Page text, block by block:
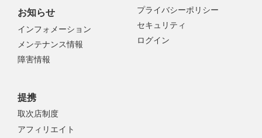
お知らせ
インフォメーション
メンテナンス情報
障害情報
提携
取次店制度
アフィリエイト
プライバシーポリシー
セキュリティ
ログイン